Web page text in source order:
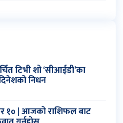
टिभी शो ‘सीआईडी’का
निधन
१० | आजको राशिफल बाट